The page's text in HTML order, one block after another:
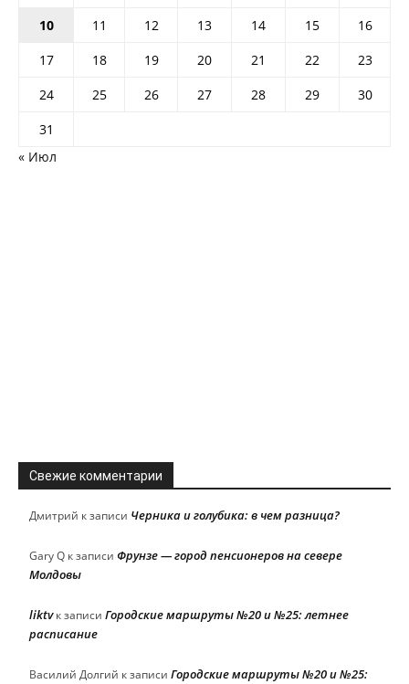
10 11 12 13 14 15
16
17
18 19 20 21 22
23
24
25 26 27 28 29
30
31
« Июл
Свежие комментарии
Дмитрий к записи Черника и голубика: в чем разница?
Gary Q к записи Фрунзе — город пенсионеров на севере
Молдовы
liktvк записи Городские маршруты №20 и №25: летнее
расписание
Василий Долгий к записи Городские маршруты №20 и №25: